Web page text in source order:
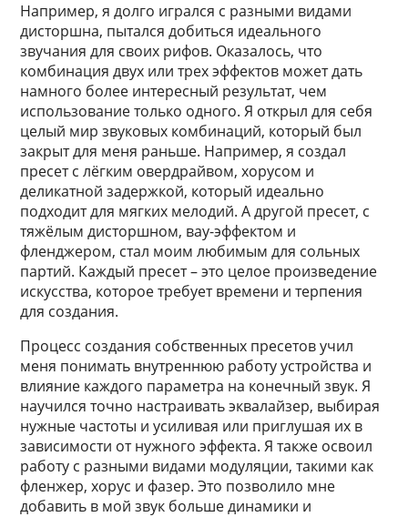
Например, я долго игрался с разными видами
дисторшна, пытался добиться идеального
звучания для своих рифов. Оказалось, что
комбинация двух или трех эффектов может дать
намного более интересный результат, чем
использование только одного. Я открыл для себя
целый мир звуковых комбинаций, который был
закрыт для меня раньше. Например, я создал
пресет с лёгким овердрайвом, хорусом и
деликатной задержкой, который идеально
подходит для мягких мелодий. А другой пресет, с
тяжёлым дисторшном, вау-эффектом и
фленджером, стал моим любимым для сольных
партий. Каждый пресет – это целое произведение
искусства, которое требует времени и терпения
для создания.
Процесс создания собственных пресетов учил
меня понимать внутреннюю работу устройства и
влияние каждого параметра на конечный звук. Я
научился точно настраивать эквалайзер, выбирая
нужные частоты и усиливая или приглушая их в
зависимости от нужного эффекта. Я также освоил
работу с разными видами модуляции, такими как
фленжер, хорус и фазер. Это позволило мне
добавить в мой звук больше динамики и